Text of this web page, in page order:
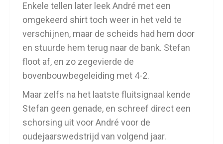
Enkele tellen later leek André met een
omgekeerd shirt toch weer in het veld te
verschijnen, maar de scheids had hem door
en stuurde hem terug naar de bank. Stefan
floot af, en zo zegevierde de
bovenbouwbegeleiding met 4-2.
Maar zelfs na het laatste fluitsignaal kende
Stefan geen genade, en schreef direct een
schorsing uit voor André voor de
oudejaarswedstrijd van volgend jaar.